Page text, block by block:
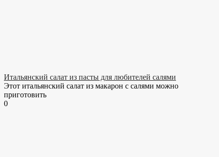
Итальянский салат из пасты для любителей салями
Этот итальянский салат из макарон с салями можно
приготовить
0